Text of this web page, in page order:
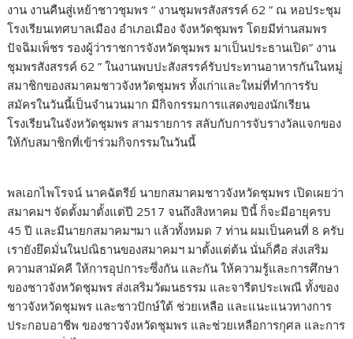
งาน งานคืนสู่เหย้าชาวชุมพร ” งานชุมพรสังสรรค์ 62 ” ณ หอประชุม
โรงเรียนเทศบาลเมือง อำเภอเมือง จังหวัดชุมพร โดยมีท่านสมพร
ปัจฉิมเพ็ชร รองผู้ว่าราชการจังหวัดชุมพร มาเป็นประธานเปิด” งาน
ชุมพรสังสรรค์ 62 ” ในงานพบปะสังสรรค์รับประทานอาหารกันในหมู่
สมาชิกของสมาคมชาวจังหวัดชุมพร ทั้งเก่าและใหม่ที่ทำการรับ
สมัครในวันนี้เป็นจำนวนมาก มีกิจกรรมการแสดงของนักเรียน
โรงเรียนในจังหวัดชุมพร สามรายการ สลับกับการจับรางวัลแจกของ
ให้กับสมาชิกที่เข้าร่วมกิจกรรมในวันนี้
พลเอกไพโรจน์ นาคฉัตรีย์ นายกสมาคมชาวจังหวัดชุมพร เปิดเผยว่า
สมาคมฯ จัดตั้งมาตั้งแต่ปี 2517 จนถึงสิงหาคม ปีนี้ ก็จะมีอายุครบ
45 ปี และมีนายกสมาคมฯมา แล้วทั้งหมด 7 ท่าน ผมเป็นคนที่ 8 ครับ
เรายังยึดมั่นในปณิธานของสมาคมฯ มาตั้งแต่ต้น นั่นก็คือ ส่งเสริม
ความสามัคคี ให้การอุปการะซึ่งกัน และกัน ให้ความรู้และการศึกษา
ของชาวจังหวัดชุมพร ส่งเสริมวัฒนธรรม และจารีตประเพณี ทั้งของ
ชาวจังหวัดชุมพร และชาวปักษ์ใต้ ช่วยเหลือ และแนะแนวทางการ
ประกอบอาชีพ ของชาวจังหวัดชุมพร และช่วยเหลือการกุศล และการ